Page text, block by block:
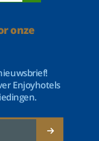
onze
Enjoyhotels